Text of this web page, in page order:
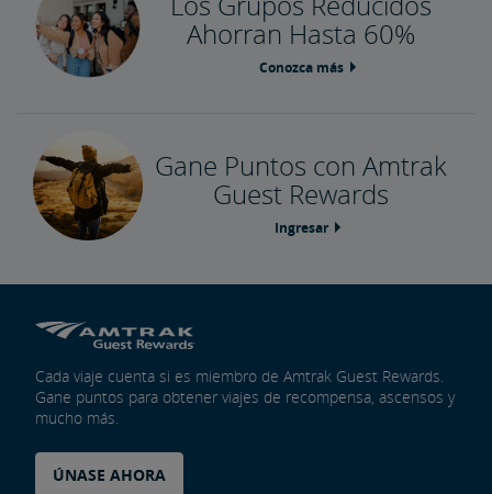
Ahorran Hasta 60%
Conozca más
Gane Puntos con Amtrak
Guest Rewards
Ingresar
Cada viaje cuenta si es miembro de Amtrak Guest Rewards.
Gane puntos para obtener viajes de recompensa, ascensos y
mucho más.
ÚNASE AHORA